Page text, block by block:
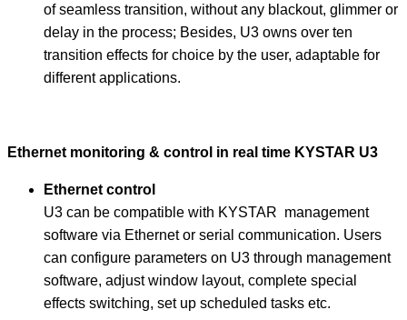
of seamless transition, without any blackout, glimmer or
delay in the process; Besides, U3 owns over ten
transition effects for choice by the user, adaptable for
different applications.
Ethernet monitoring & control in real time KYSTAR U3
Ethernet control
U3 can be compatible with KYSTAR management
software via Ethernet or serial communication. Users
can configure parameters on U3 through management
software, adjust window layout, complete special
effects switching, set up scheduled tasks etc.